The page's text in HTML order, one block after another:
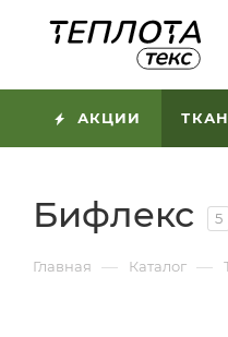
АКЦИИ
Бифлекс 5
Главная — Каталог —